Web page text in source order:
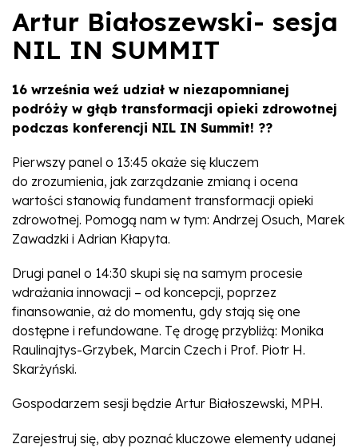
Artur Białoszewski- sesja
NIL IN SUMMIT
16 września weź udział w niezapomnianej
podróży w głąb transformacji opieki zdrowotnej
podczas konferencji NIL IN Summit! ??
Pierwszy panel o 13:45 okaże się kluczem
do zrozumienia, jak zarządzanie zmianą i ocena
wartości stanowią fundament transformacji opieki
zdrowotnej. Pomogą nam w tym: Andrzej Osuch, Marek
Zawadzki i Adrian Kłapyta.
Drugi panel o 14:30 skupi się na samym procesie
wdrażania innowacji – od koncepcji, poprzez
finansowanie, aż do momentu, gdy stają się one
dostępne i refundowane. Tę drogę przybliżą: Monika
Raulinajtys-Grzybek, Marcin Czech i Prof. Piotr H.
Skarżyński.
Gospodarzem sesji będzie Artur Białoszewski, MPH.
Zarejestruj się, aby poznać kluczowe elementy udanej